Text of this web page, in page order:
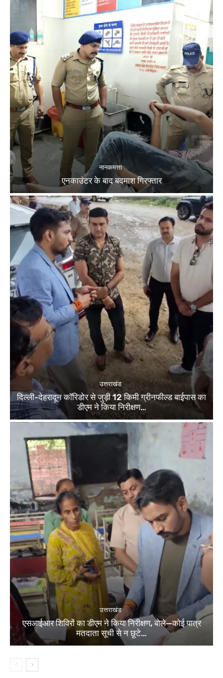
नानकमत्ता
एनकाउंटर के बाद बदमाश गिरफ्तार
उत्तराखंड
दिल्ली-देहरादून कॉरिडोर से जुड़ी 12 किमी ग्रीनफील्ड बाईपास का
डीएम ने किया निरीक्षण…
उत्तराखंड
एसआईआर शिविरों का डीएम ने किया निरीक्षण, बोले—कोई पात्र
मतदाता सूची से न छूटे…